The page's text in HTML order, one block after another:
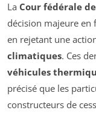
La Cour fédérale
décision majeure en
en rejetant une
climatiques. Ces
véhicules
précisé que les
constructeurs de